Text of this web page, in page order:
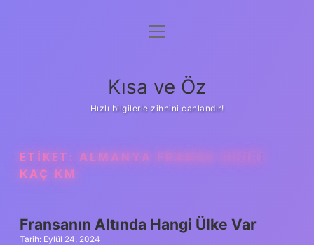
Anasayfa
Yasal Uyarı
menüyü
Kısa ve Öz
Hızlı bilgilerle zihnini canlandır!
ETIKET: ALMANYA FRANSA SINIRI
KAÇ KM
Fransanın Altında Hangi Ülke Var
Tarih: Eylül 24, 2024